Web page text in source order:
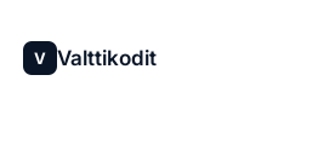
V Valttikodit